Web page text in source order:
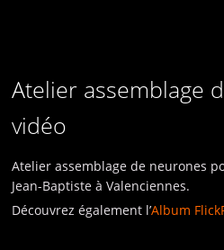
Atelier assemblage
vidéo
Atelier assemblage de neurones
Jean-Baptiste à Valenciennes.
Découvrez également l’Album